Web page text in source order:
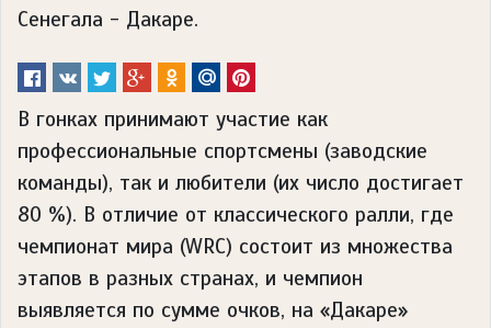
Сенегала - Дакаре.
В гонках принимают участие как
профессиональные спортсмены (заводские
команды), так и любители (их число достигает
80 %). В отличие от классического ралли, где
чемпионат мира (WRC) состоит из множества
этапов в разных странах, и чемпион
выявляется по сумме очков, на «Дакаре»